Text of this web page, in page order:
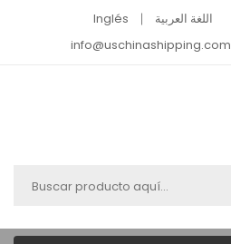
Inglés اللغة العربية
info@uschinashipping.com